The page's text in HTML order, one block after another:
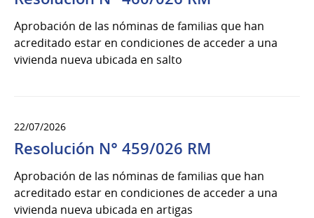
Aprobación de las nóminas de familias que han
acreditado estar en condiciones de acceder a una
vivienda nueva ubicada en salto
22/07/2026
Resolución N° 459/026 RM
Aprobación de las nóminas de familias que han
acreditado estar en condiciones de acceder a una
vivienda nueva ubicada en artigas